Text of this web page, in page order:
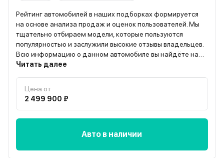
Рейтинг автомобилей в наших подборках формируется
на основе анализа продаж и оценок пользователей. Мы
тщательно отбираем модели, которые пользуются
популярностью и заслужили высокие отзывы владельцев.
Всю информацию о данном автомобиле вы найдёте на
странице “О модели”
Читать далее
Цена от
2 499 900 ₽
Авто в наличии